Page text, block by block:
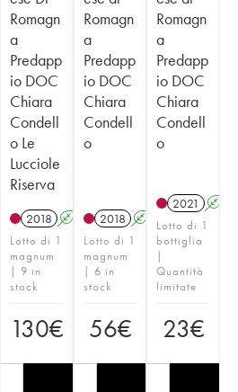
Romagn
a
Predapp
io DOC
Chiara
Condell
o Le
Lucciole
Riserva
2018 A T
Lotto di 1
magnum
| 9 in
stock
130€
Romagn
a
Predapp
io DOC
Chiara
Condell
o
2018 A
Lotto di 1
magnum
| 6 in
stock
56€
Romagn
a
Predapp
io DOC
Chiara
Condell
o
2021 A
Lotto di 1
bottiglia
|
Quantità
limitate
23€